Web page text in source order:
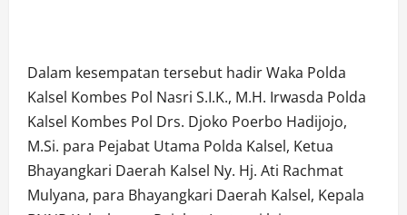
Dalam kesempatan tersebut hadir Waka Polda
Kalsel Kombes Pol Nasri S.I.K., M.H. Irwasda Polda
Kalsel Kombes Pol Drs. Djoko Poerbo Hadijojo,
M.Si. para Pejabat Utama Polda Kalsel, Ketua
Bhayangkari Daerah Kalsel Ny. Hj. Ati Rachmat
Mulyana, para Bhayangkari Daerah Kalsel, Kepala